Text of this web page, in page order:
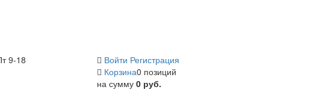
9-18 Войти Регистрация
Корзина0 позиций
на сумму 0 руб.